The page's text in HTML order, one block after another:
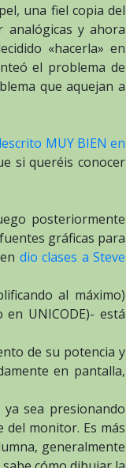
una fiel copia del
analógicas y ahora
«hacerla» en
el problema de
que aquejan a
MUY BIEN en
si queréis conocer
posteriormente
gráficas para
dio clases a Steve
al máximo)
en UNICODE)- está
de su potencia y
en pantalla,
sea presionando
monitor. Es más
generalmente